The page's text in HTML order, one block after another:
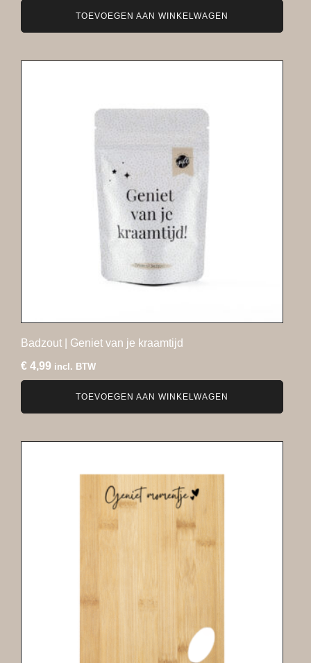
TOEVOEGEN AAN WINKELWAGEN
Badzout | Geniet van je kraamtijd
€ 4,99 incl. BTW
TOEVOEGEN AAN WINKELWAGEN